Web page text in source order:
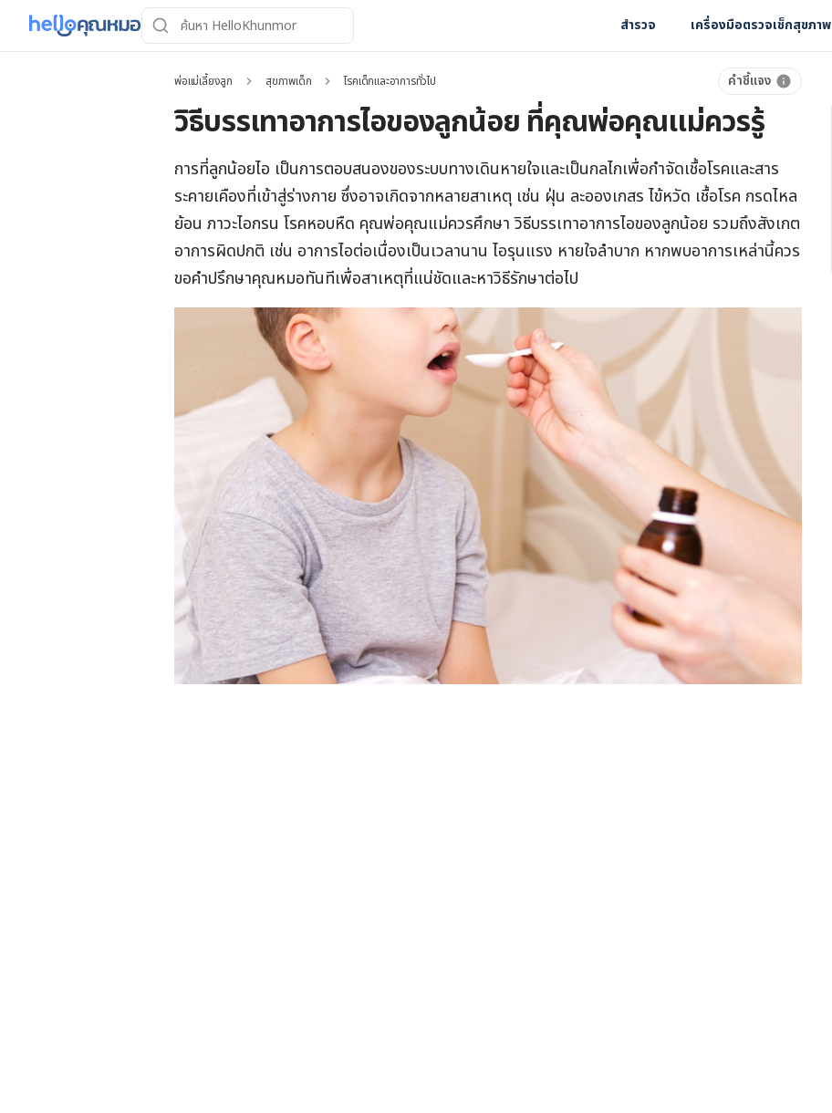
สำรวจ เครื่องมือตรวจเช็กสุขภาพ
พ่อแม่เลี้ยงลูก สุขภาพเด็ก โรคเด็กและอาการทั่วไป คำชี้แจง
วิธีบรรเทาอาการไอของลูกน้อย ที่คุณพ่อคุณแม่ควรรู้
การที่ลูกน้อยไอ เป็นการตอบสนองของระบบทางเดินหายใจและเป็นกลไกเพื่อกำจัดเชื้อโรคและสาร
ระคายเคืองที่เข้าสู่ร่างกาย ซึ่งอาจเกิดจากหลายสาเหตุ เช่น ฝุ่น ละอองเกสร ไข้หวัด เชื้อโรค กรดไหล
ย้อน ภาวะไอกรน โรคหอบหืด คุณพ่อคุณแม่ควรศึกษา วิธีบรรเทาอาการไอของลูกน้อย รวมถึงสังเกต
อาการผิดปกติ เช่น อาการไอต่อเนื่องเป็นเวลานาน ไอรุนแรง หายใจลำบาก หากพบอาการเหล่านี้ควร
ขอคำปรึกษาคุณหมอทันทีเพื่อสาเหตุที่แน่ชัดและหาวิธีรักษาต่อไป